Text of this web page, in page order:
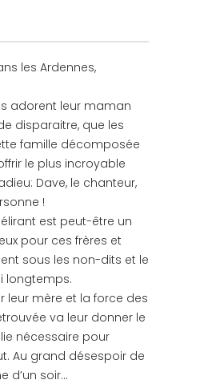
les Ardennes,
adorent leur maman
disparaitre, que les
famille décomposée
le plus incroyable
Dave, le chanteur,
!
est peut-être un
pour ces frères et
sous les non-dits et le
longtemps.
leur mère et la force des
va leur donner le
nécessaire pour
Au grand désespoir de
d’un soir…